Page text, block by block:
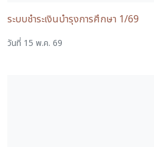
ระบบชำระเงินบำรุงการศึกษา 1/69
วันที่ 15 พ.ค. 69